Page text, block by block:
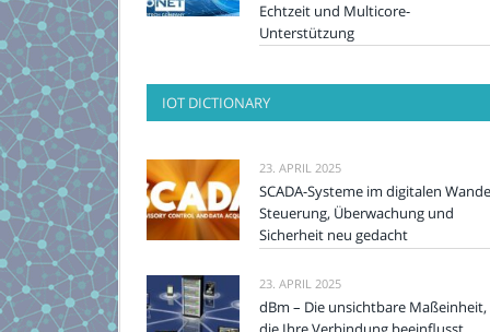
Echtzeit und Multicore-
Unterstützung
IOT DICTIONARY
23. APRIL 2025
SCADA-Systeme im digitalen
Steuerung, Überwachung und
Sicherheit neu gedacht
23. APRIL 2025
dBm – Die unsichtbare Maßeinheit,